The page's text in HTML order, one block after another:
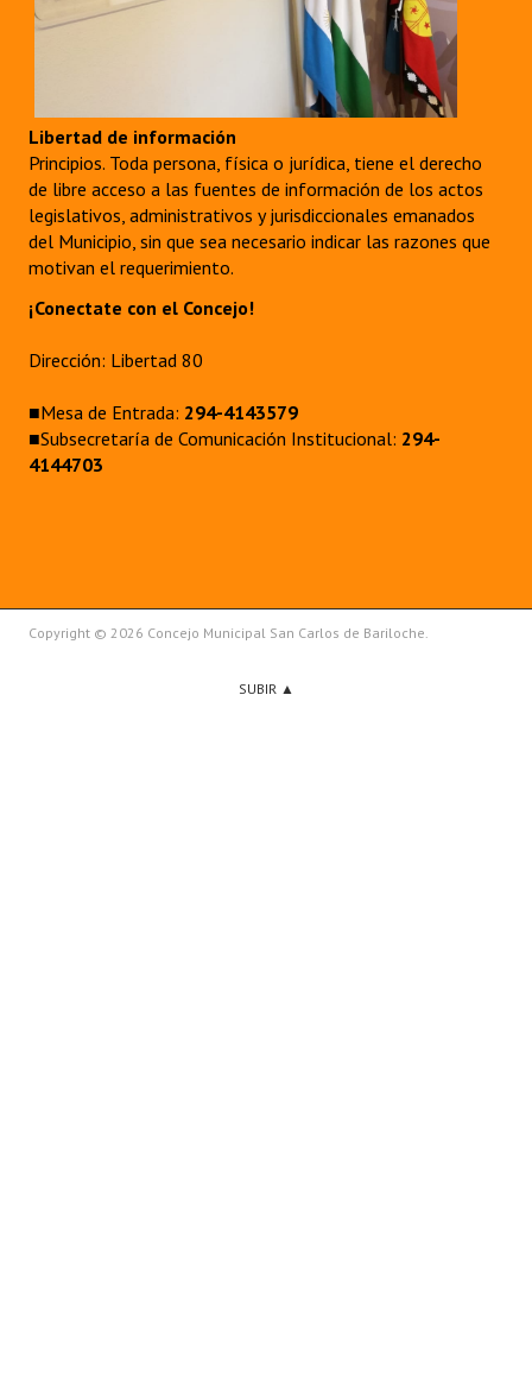
Libertad de información
Principios. Toda persona, física o jurídica, tiene el derecho
de libre acceso a las fuentes de información de los actos
legislativos, administrativos y jurisdiccionales emanados
del Municipio, sin que sea necesario indicar las razones que
motivan el requerimiento.
¡Conectate con el Concejo!
Dirección: Libertad 80
■Mesa de Entrada: 294-4143579
■Subsecretaría de Comunicación Institucional: 294-
4144703
Copyright © 2026 Concejo Municipal San Carlos de Bariloche.
SUBIR ▲